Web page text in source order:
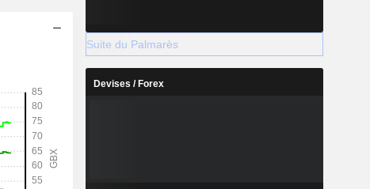
Suite du Palmarès
Devises / Forex